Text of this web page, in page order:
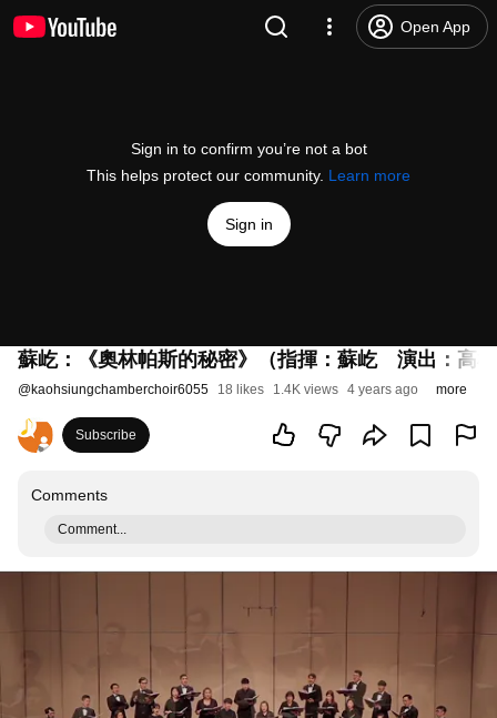
Open App
Sign in to confirm you’re not a bot
This helps protect our community. Learn more
Sign in
蘇屹：《奧林帕斯的秘密》（指揮：蘇屹 演出：高
@kaohsiungchamberchoir6055 18 likes 1.4K views 4 years ago more
Subscribe
Comments
Comment...